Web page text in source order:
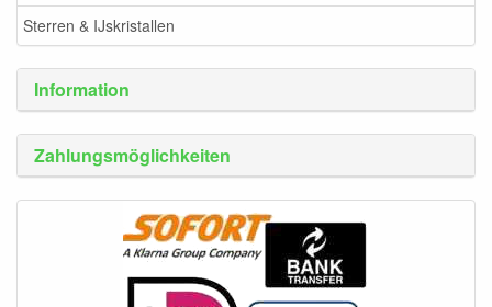
Sterren & IJskristallen
Information
Zahlungsmöglichkeiten